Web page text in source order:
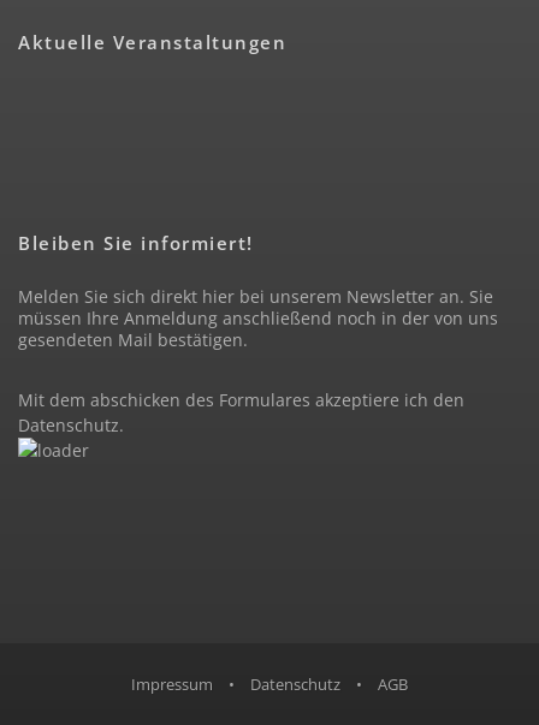
Aktuelle Veranstaltungen
Bleiben Sie informiert!
Melden Sie sich direkt hier bei unserem Newsletter an. Sie
müssen Ihre Anmeldung anschließend noch in der von uns
gesendeten Mail bestätigen.
Mit dem abschicken des Formulares akzeptiere ich den
Datenschutz.
Impressum • Datenschutz • AGB